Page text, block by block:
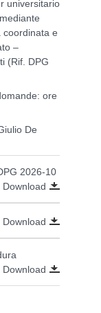
universitario
coordinata e
–
(Rif. DPG
ore
De
2026-10
Download
Download
Download